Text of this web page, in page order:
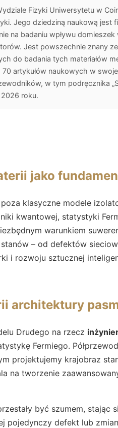
Fizyki Uniwersytetu w
Jego dziedziną naukową jest
na badaniu wpływu
Jest powszechnie znany
do badania tych materiałów
artykułów naukowych w
w tym podręcznika
roku.
jako
klasyczne modele
kwantowej, statystyki
warunkiem
– od defektów
i rozwoju sztucznej
architektury
Drudego na rzecz
Fermiego.
projektujemy krajobraz
na tworzenie
być szumem, stając
pojedynczy defekt lub